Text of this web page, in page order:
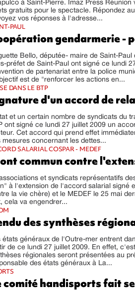
à Saint-Pierre. Imaz Press Réunion
gratuits pour le spectacle. Répondez
vos réponses à l'adresse...
PAUL
gendarmerie -
Bello, députée- maire de Saint-Paul
préfet de Saint-Paul ont signé ce lundi
de partenariat entre la police
est de "renforcer les actions en...
DANS LE BTP
d'un accord de
et un certain nombre de syndicats du
ont signé ce lundi 27 juillet 2009 un
Cet accord qui prend effet
mesures concernant les dettes...
SALARIAL COSPAR - MEDEF
commun contre
et syndicats représentatifs
à l'extension de l'accord salarial signé
la vie chère) et le MEDEF le 25 mai
cela va engendrer...
des synthèses
états généraux de l'Outre-mer entrent
de ce lundi 27 juillet 2009. En effet,
régionales seront présentées au
des états généraux à La...
comité handisports fait